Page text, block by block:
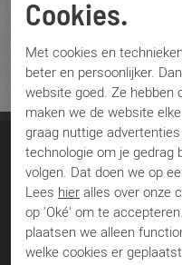
Soeterboek
Jan van Schaffelaarstraat
3771 BS Barneveld
Nederland
Cookies.
Met cookies en
beter en persoonlijker.
website goed. Ze hebben
maken we de website
graag nuttige
technologie om je gedrag
volgen. Dat doen we op
Lees hier alles over onze
op 'Oké' om te
plaatsen we alleen
welke cookies er